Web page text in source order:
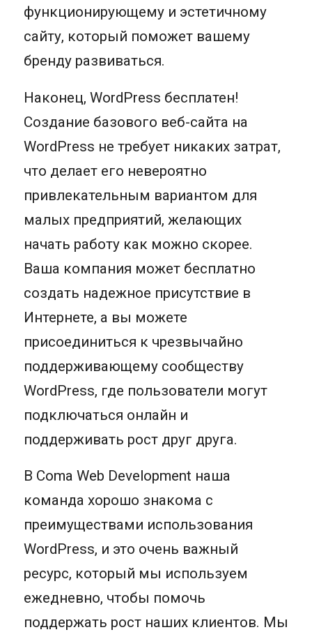
функционирующему и эстетичному
сайту, который поможет вашему
бренду развиваться.
Наконец, WordPress бесплатен!
Создание базового веб-сайта на
WordPress не требует никаких затрат,
что делает его невероятно
привлекательным вариантом для
малых предприятий, желающих
начать работу как можно скорее.
Ваша компания может бесплатно
создать надежное присутствие в
Интернете, а вы можете
присоединиться к чрезвычайно
поддерживающему сообществу
WordPress, где пользователи могут
подключаться онлайн и
поддерживать рост друг друга.
В Coma Web Development наша
команда хорошо знакома с
преимуществами использования
WordPress, и это очень важный
ресурс, который мы используем
ежедневно, чтобы помочь
поддержать рост наших клиентов. Мы